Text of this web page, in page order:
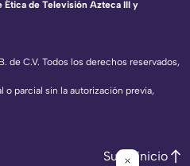
de C.V. Todos los derechos reservados,
parcial sin la autorización previa,
de Televisión Azteca III y
Subir inicio